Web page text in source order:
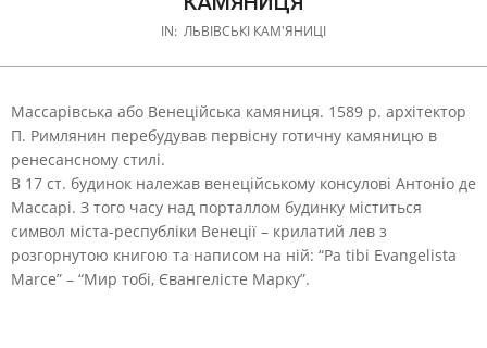
IN: ЛЬВІВСЬКІ КАМ'ЯНИЦІ
Массарівська або Венеційська камяниця. 1589 р. архітектор
П. Римлянин перебудував первісну готичну камяницю в
ренесансному стилі.
В 17 ст. будинок належав венеційському консулові Антоніо де
Массарі. З того часу над порталлом будинку міститься
символ міста-республіки Венеції – крилатий лев з
розгорнутою книгою та написом на ній: “Pa tibi Evangelista
Marce” – “Мир тобі, Євангелісте Марку”.